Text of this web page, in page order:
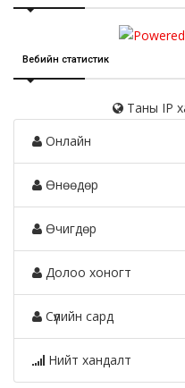
Вебийн статистик
Таны IP
Онлайн
Өнөөдөр
Өчигдөр
Долоо хоногт
Сүүлийн сард
Нийт хандалт